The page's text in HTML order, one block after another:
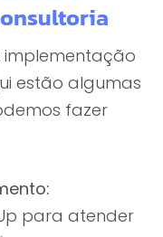
implementação
estão algumas
fazer
para atender